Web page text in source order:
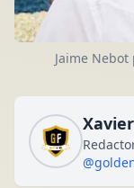
Jaime